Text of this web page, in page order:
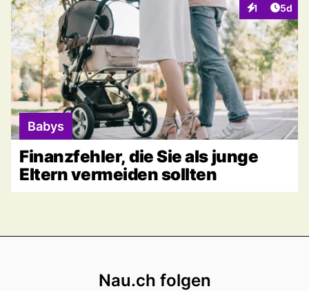
1
Interaktionen
5d
Babys
Finanzfehler, die Sie als junge
Eltern vermeiden sollten
Nau.ch folgen